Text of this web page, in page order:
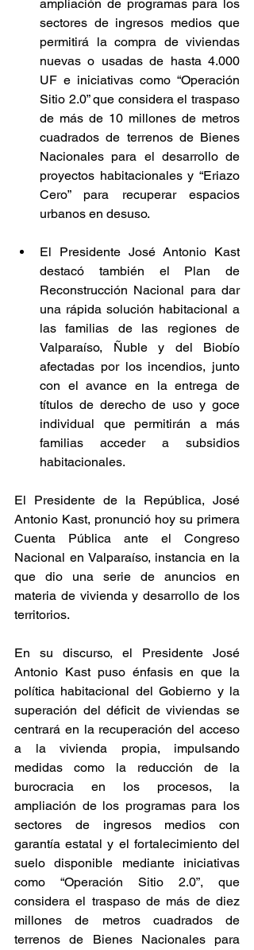
ampliación de programas para los
sectores de ingresos medios que
permitirá la compra de viviendas
nuevas o usadas de hasta 4.000
UF e iniciativas como “Operación
Sitio 2.0” que considera el traspaso
de más de 10 millones de metros
cuadrados de terrenos de Bienes
Nacionales para el desarrollo de
proyectos habitacionales y “Eriazo
Cero” para recuperar espacios
urbanos en desuso.
El Presidente José Antonio Kast
destacó también el Plan de
Reconstrucción Nacional para dar
una rápida solución habitacional a
las familias de las regiones de
Valparaíso, Ñuble y del Biobío
afectadas por los incendios, junto
con el avance en la entrega de
títulos de derecho de uso y goce
individual que permitirán a más
familias acceder a subsidios
habitacionales.
El Presidente de la República, José
Antonio Kast, pronunció hoy su primera
Cuenta Pública ante el Congreso
Nacional en Valparaíso, instancia en la
que dio una serie de anuncios en
materia de vivienda y desarrollo de los
territorios.
En su discurso, el Presidente José
Antonio Kast puso énfasis en que la
política habitacional del Gobierno y la
superación del déficit de viviendas se
centrará en la recuperación del acceso
a la vivienda propia, impulsando
medidas como la reducción de la
burocracia en los procesos, la
ampliación de los programas para los
sectores de ingresos medios con
garantía estatal y el fortalecimiento del
suelo disponible mediante iniciativas
como “Operación Sitio 2.0”, que
considera el traspaso de más de diez
millones de metros cuadrados de
terrenos de Bienes Nacionales para